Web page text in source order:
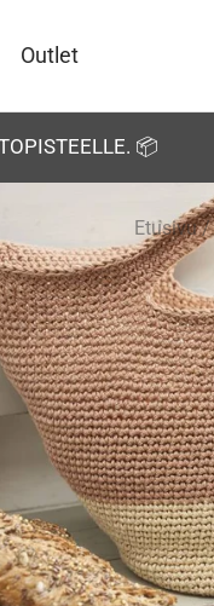
Outlet
📦
Etusivu